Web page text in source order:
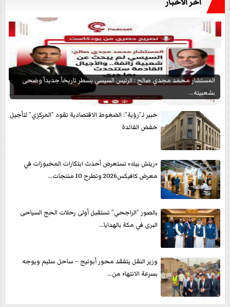
المستشار محمد مجدي صالح : الرئيس السيسي يسطر تاريخاً جديداً وضحى
بشعبيته...
خبير لـ”رؤية”: الضغوط الاقتصادية تقود ”المركزي” لتأجيل
خفض الفائدة
«ريتش بيك» تستعرض أحدث ابتكارات المخبوزات في
معرض كافيكس2026 وتطرح 10 منتجات...
بالصور ”الراجحي” تستقبل أولى رحلات الحج السياحى
البرى في مكة بالهدايا...
وزير النقل يتفقد محور أبوتيج – ساحل سليم ويوجه
بسرعة الانتهاء من...